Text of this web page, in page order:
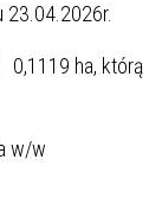
ha, którą
w/w